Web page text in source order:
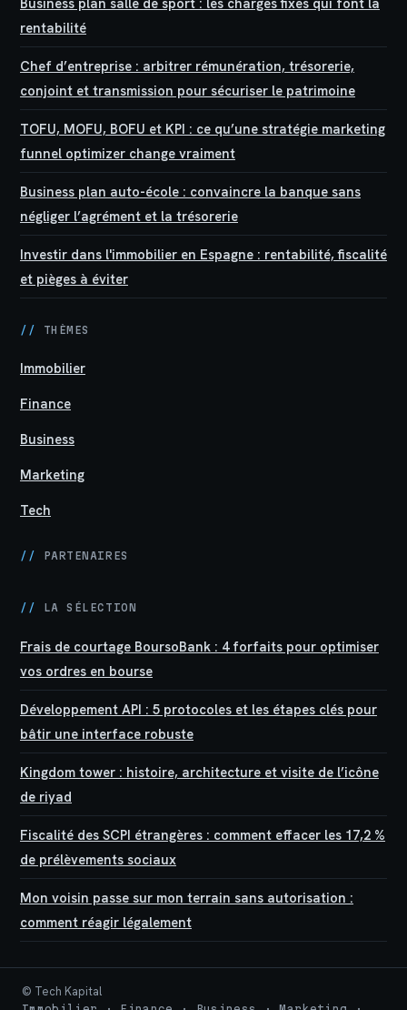
rentabilité
Chef d’entreprise : arbitrer rémunération, trésorerie,
conjoint et transmission pour sécuriser le patrimoine
TOFU, MOFU, BOFU et KPI : ce qu’une stratégie marketing
funnel optimizer change vraiment
Business plan auto-école : convaincre la banque sans
négliger l’agrément et la trésorerie
Investir dans l'immobilier en Espagne : rentabilité, fiscalité
et pièges à éviter
// THÈMES
Immobilier
Finance
Business
Marketing
Tech
// PARTENAIRES
// LA SÉLECTION
Frais de courtage BoursoBank : 4 forfaits pour optimiser
vos ordres en bourse
Développement API : 5 protocoles et les étapes clés pour
bâtir une interface robuste
Kingdom tower : histoire, architecture et visite de l’icône
de riyad
Fiscalité des SCPI étrangères : comment effacer les 17,2 %
de prélèvements sociaux
Mon voisin passe sur mon terrain sans autorisation :
comment réagir légalement
© Tech Kapital